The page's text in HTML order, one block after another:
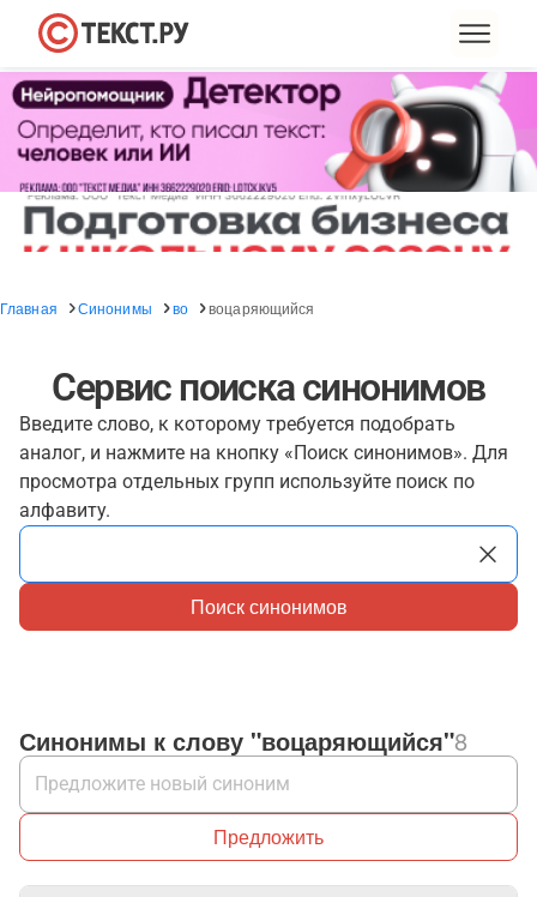
Главная Синонимы во воцаряющийся
Сервис поиска синонимов
Введите слово, к которому требуется подобрать
аналог, и нажмите на кнопку «Поиск синонимов». Для
просмотра отдельных групп используйте поиск по
алфавиту.
Поиск синонимов
Синонимы к слову "воцаряющийся"8
Предложить